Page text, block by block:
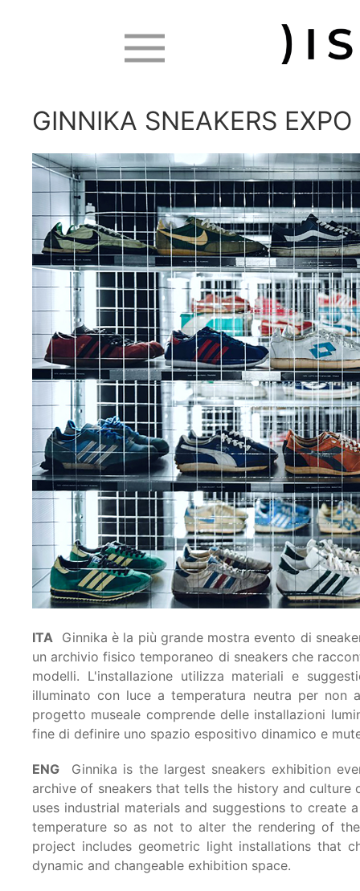
GINNIKA SNEAKERS
ITA Ginnika è la più grande mostra evento di
un archivio fisico temporaneo di sneakers che
modelli. L'installazione utilizza materiali e
illuminato con luce a temperatura neutra per
progetto museale comprende delle installazioni
fine di definire uno spazio espositivo dinamico e
ENG Ginnika is the largest sneakers exhibition
archive of sneakers that tells the history and
uses industrial materials and suggestions to create
temperature so as not to alter the rendering of
project includes geometric light installations that
dynamic and changeable exhibition space.